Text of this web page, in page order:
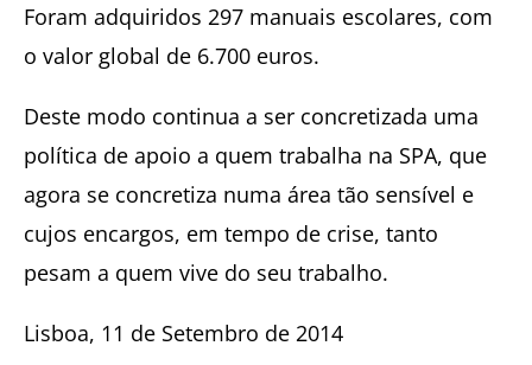
Foram adquiridos 297 manuais escolares, com
o valor global de 6.700 euros.
Deste modo continua a ser concretizada uma
política de apoio a quem trabalha na SPA, que
agora se concretiza numa área tão sensível e
cujos encargos, em tempo de crise, tanto
pesam a quem vive do seu trabalho.
Lisboa, 11 de Setembro de 2014